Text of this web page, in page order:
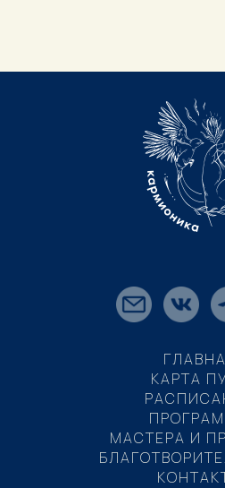
КАРТА
МАСТЕРА И